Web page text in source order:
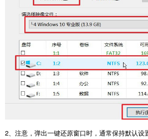
2、注意，弹出一键还原窗口时，通常保持默认设